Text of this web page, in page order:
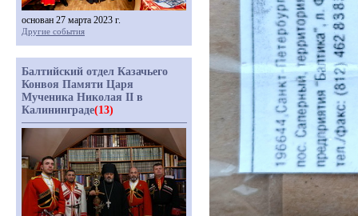
основан 27 марта 2023 г.
Другие события
Балтийский отдел Казачьего
Конвоя Памяти Царя
Мученика Николая II в
Калининграде(13)